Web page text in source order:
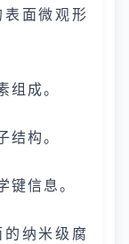
面微观形
成。
构。
信息。
纳米级腐